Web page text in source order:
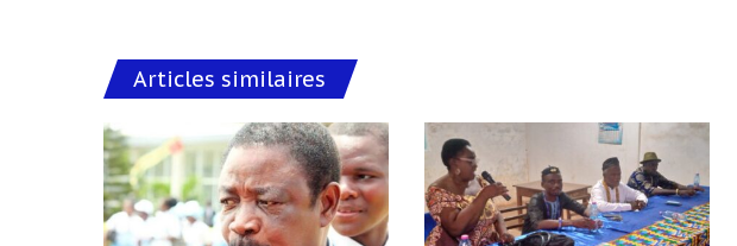
Articles similaires